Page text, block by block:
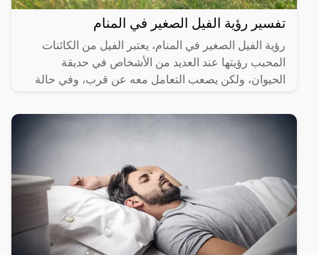
تفسير رؤية الفيل الصغير في المنام
رؤية الفيل الصغير في المنام، يعتبر الفيل من الكائنات
المحبب رؤيتها عند العديد من الأشخاص في حديقة
الحيوان، ولكن يصعب التعامل معه عن قرب، وفي حالة